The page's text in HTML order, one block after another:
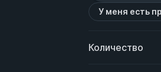
У меня есть
Количество